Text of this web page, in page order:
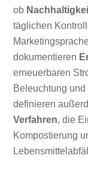
ob
täglichen
dokumentieren
erneuerbaren
Beleuchtung
definieren
Verfahren, die
Kompostierung